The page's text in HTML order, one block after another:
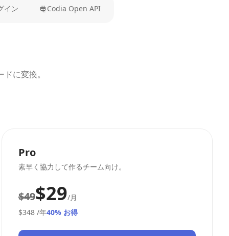
イン Codia Open API
に変換。
Pro
素早く協力して作るチーム向け。
$49$29/月
$348 /年40% お得